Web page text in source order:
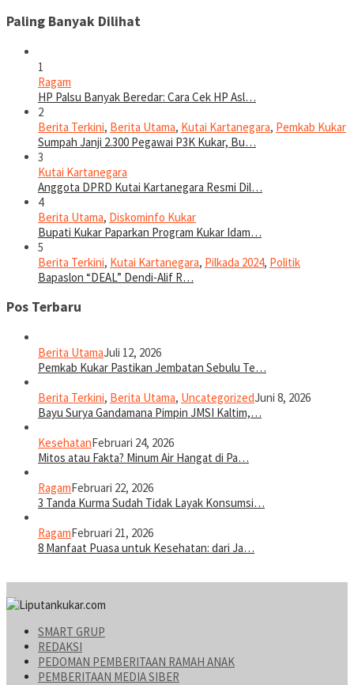
Paling Banyak Dilihat
1
Ragam
HP Palsu Banyak Beredar: Cara Cek HP Asl…
2
Berita Terkini, Berita Utama, Kutai Kartanegara, Pemkab Kukar
Sumpah Janji 2.300 Pegawai P3K Kukar, Bu…
3
Kutai Kartanegara
Anggota DPRD Kutai Kartanegara Resmi Dil…
4
Berita Utama, Diskominfo Kukar
Bupati Kukar Paparkan Program Kukar Idam…
5
Berita Terkini, Kutai Kartanegara, Pilkada 2024, Politik
Bapaslon “DEAL” Dendi-Alif R…
Pos Terbaru
Berita UtamaJuli 12, 2026
Pemkab Kukar Pastikan Jembatan Sebulu Te…
Berita Terkini, Berita Utama, UncategorizedJuni 8, 2026
Bayu Surya Gandamana Pimpin JMSI Kaltim,…
KesehatanFebruari 24, 2026
Mitos atau Fakta? Minum Air Hangat di Pa…
RagamFebruari 22, 2026
3 Tanda Kurma Sudah Tidak Layak Konsumsi…
RagamFebruari 21, 2026
8 Manfaat Puasa untuk Kesehatan: dari Ja…
SMART GRUP
REDAKSI
PEDOMAN PEMBERITAAN RAMAH ANAK
PEMBERITAAN MEDIA SIBER